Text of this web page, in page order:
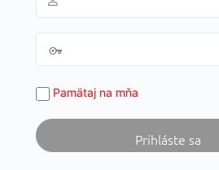
Pamätaj na mňa